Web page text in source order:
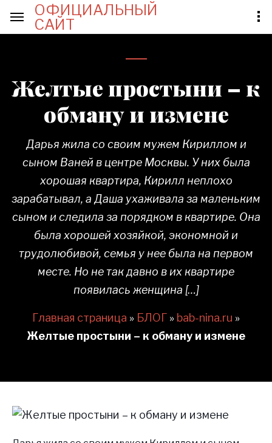
ОФИЦИАЛЬНЫЙ
САЙТ
Желтые простыни – к
обману и измене
Дарья жила со своим мужем Кириллом и
сыном Ваней в центре Москвы. У них была
хорошая квартира, Кирилл неплохо
зарабатывал, а Даша ухаживала за маленьким
сыном и следила за порядком в квартире. Она
была хорошей хозяйкой, экономной и
трудолюбивой, семья у нее была на первом
месте. Но не так давно в их квартире
появилась женщина […]
Главная страница » БЛОГ » bab-nina.ru »
Желтые простыни – к обману и измене